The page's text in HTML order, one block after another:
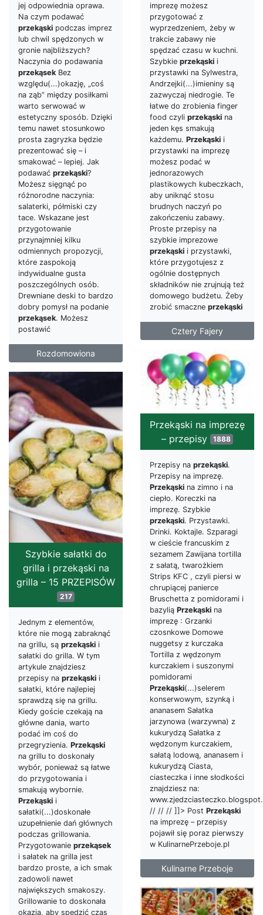
jej odpowiednia oprawa.
Na czym podawać
przekąski podczas imprez
lub chwil spędzonych w
gronie najbliższych?
Naczynia do podawania
przekąsekBez
względu(...)okazję, „coś
na ząb” między posiłkami
warto serwować w
estetyczny sposób. Dzięki
temu nawet stosunkowo
prosta zagryzka będzie
prezentować się – i
smakować – lepiej. Jak
podawać przekąski?
Możesz sięgnąć po
różnorodne naczynia:
salaterki, półmiski czy
tace. Wskazane jest
przygotowanie
przynajmniej kilku
odmiennych propozycji,
które zaspokoją
indywidualne gusta
poszczególnych osób.
Drewniane deski to bardzo
dobry pomysł na podanie
przekąsek. Możesz
postawić
Rozdomowiona
imprezę możesz
przygotować z
wyprzedzeniem, żeby w
trakcie zabawy nie
spędzać czasu w kuchni.
Szybkie przekąski i
przystawki na Sylwestra,
Andrzejki(...)imieniny są
zazwyczaj niedrogie. Te
łatwe do zrobienia finger
food czyli przekąski na
jeden kęs smakują
każdemu. Przekąski i
przystawki na imprezę
możesz podać w
jednorazowych
plastikowych kubeczkach,
aby uniknąć stosu
brudnych naczyń po
zakończeniu zabawy.
Proste przepisy na
szybkie imprezowe
przekąski i przystawki,
które przygotujesz z
ogólnie dostępnych
składników nie zrujnują też
domowego budżetu. Żeby
zrobić smaczne przekąski
Cztery Fajery
Przekąski na imprezę
– przepisy
1888
Przepisy na przekąski.
Przepisy na imprezę.
Przekąski na zimno i na
ciepło. Koreczki na
imprezę. Szybkie
przekąski. Przystawki.
Drinki. Koktajle. Szparagi
w cieście francuskim z
sezamem Zawijana tortilla
z sałatą, twarożkiem
Strips KFC , czyli piersi w
chrupiącej panierce
Bruschetta z pomidorami i
bazylią Przekąski na
imprezę : Grzanki
czosnkowe Domowe
nuggetsy z kurczaka
Tortilla z wędzonym
kurczakiem i suszonymi
pomidorami
Przekąski(...)selerem
konserwowym, szynką i
ananasem Sałatka
jarzynowa (warzywna) z
kukurydzą Sałatka z
wędzonym kurczakiem,
sałatą lodową, ananasem i
kukurydzą Ciasta,
ciasteczka i inne słodkości
znajdziesz na:
// // // ]]> Post Przekąski
na imprezę – przepisy
pojawił się poraz pierwszy
w KulinarnePrzeboje.pl
Kulinarne Przeboje
Szybkie sałatki do
grilla i przekąski na
grilla – 15 PRZEPISÓW
217
Jednym z elementów,
które nie mogą zabraknąć
na grillu, są przekąski i
sałatki do grilla. W tym
artykule znajdziesz
przepisy na przekąski i
sałatki, które najlepiej
sprawdzą się na grillu.
Kiedy goście czekają na
główne dania, warto
podać im coś do
przegryzienia. Przekąski
na grillu to doskonały
wybór, ponieważ są łatwe
do przygotowania i
smakują wybornie.
Przekąski i
sałatki(...)doskonałe
uzupełnienie dań głównych
podczas grillowania.
Przygotowanie przekąsek
i sałatek na grilla jest
bardzo proste, a ich smak
zadowoli nawet
największych smakoszy.
Grillowanie to doskonała
okazja, aby spędzić czas